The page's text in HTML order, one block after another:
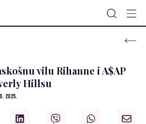
vilu Rihanne i A$AP
Hillsu
2025.